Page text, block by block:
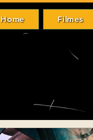
Filmes
Home Filmes